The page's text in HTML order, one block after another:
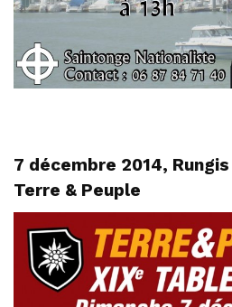
7 décembre 2014,
Terre & Peuple